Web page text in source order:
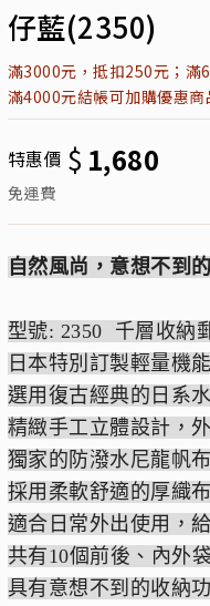
仔藍(2350)
滿3000元，抵扣250元；滿
滿4000元結帳可加購優惠商
特惠價 $ 1,680
免運費
自然風尚，意想不到
型號: 2350 千層收納
日本特別訂製輕量機
選用復古經典的日系
精緻手工立體設計，
獨家的防潑水尼龍帆
採用柔軟舒適的厚織
適合日常外出使用，
共有10個前後、內外
具有意想不到的收納